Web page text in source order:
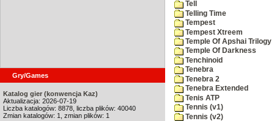
Gry/Games
Katalog gier (konwencja Kaz)
Aktualizacja: 2026-07-19
Liczba katalogów: 8878, liczba plików: 40040
Zmian katalogów: 1, zmian plików: 1
Tell
Telling Time
Tempest
Tempest Xtreem
Temple Of Apshai Trilogy
Temple Of Darkness
Tenchinoid
Tenebra
Tenebra 2
Tenebra Extended
Tenis ATP
Tennis (v1)
Tennis (v2)